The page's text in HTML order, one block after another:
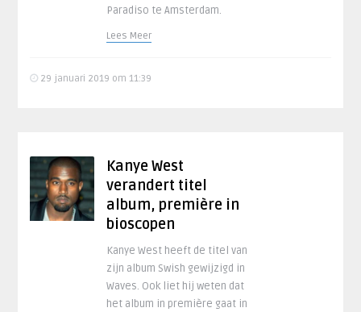
Paradiso te Amsterdam.
Lees Meer
29 januari 2019 om 11:39
Kanye West
verandert titel
album, première in
bioscopen
Kanye West heeft de titel van
zijn album Swish gewijzigd in
Waves. Ook liet hij weten dat
het album in première gaat in